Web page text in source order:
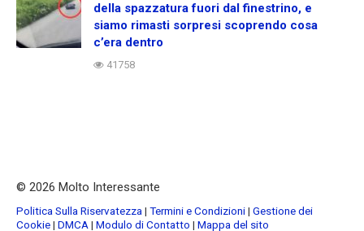
della spazzatura fuori dal finestrino, e
siamo rimasti sorpresi scoprendo cosa
c’era dentro
41758
© 2026 Molto Interessante
Politica Sulla Riservatezza | Termini e Condizioni| Gestione dei
Cookie| DMCA | Modulo di Contatto | Mappa del sito